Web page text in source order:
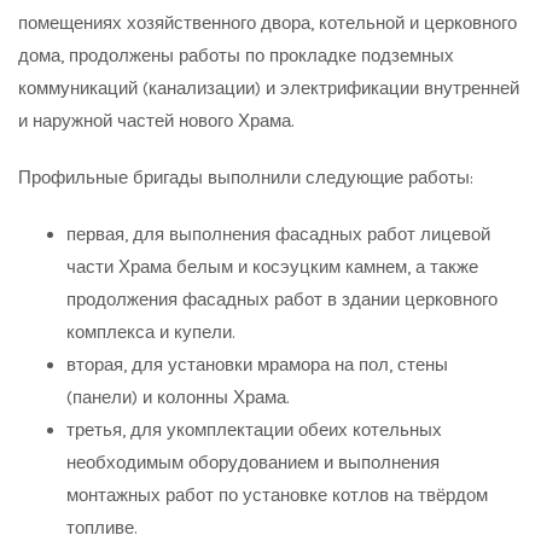
помещениях хозяйственного двора, котельной и церковного
дома, продолжены работы по прокладке подземных
коммуникаций (канализации) и электрификации внутренней
и наружной частей нового Храма.
Профильные бригады выполнили следующие работы:
первая, для выполнения фасадных работ лицевой
части Храма белым и косэуцким камнем, а также
продолжения фасадных работ в здании церковного
комплекса и купели.
вторая, для установки мрамора на пол, стены
(панели) и колонны Храма.
третья, для укомплектации обеих котельных
необходимым оборудованием и выполнения
монтажных работ по установке котлов на твёрдом
топливе.